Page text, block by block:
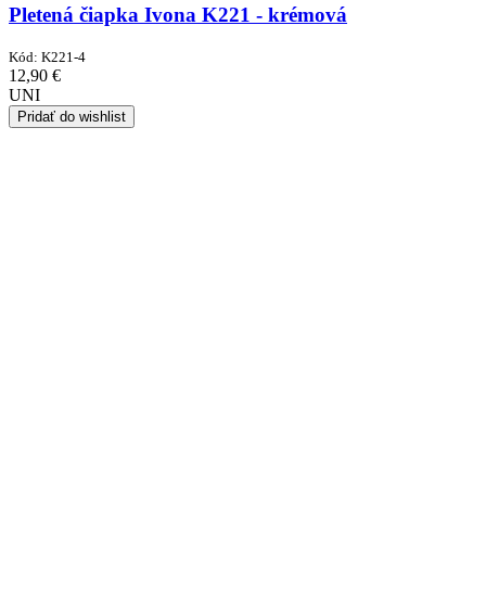
Pletená čiapka Ivona K221 - krémová
Kód: K221-4
12,90 €
UNI
Pridať do wishlist